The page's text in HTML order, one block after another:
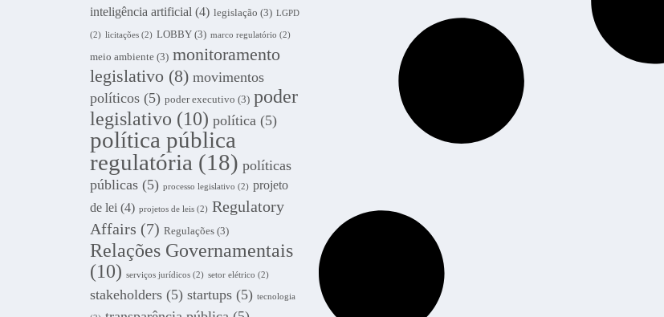
inteligência artificial (4) legislação (3) LGPD
(2) licitações (2) LOBBY (3) marco regulatório (2)
meio ambiente (3) monitoramento
legislativo (8) movimentos
políticos (5) poder executivo (3) poder
legislativo (10) política (5)
política pública
regulatória (18) políticas
públicas (5) processo legislativo (2) projeto
de lei (4) projetos de leis (2) Regulatory
Affairs (7) Regulações (3)
Relações Governamentais
(10) serviços jurídicos (2) setor elétrico (2)
stakeholders (5) startups (5) tecnologia